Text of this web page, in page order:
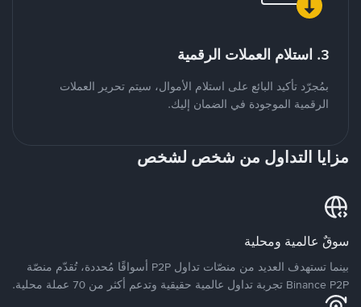
3. استلام العملات الرقمية
بمُجرّد تأكيد البائع على استلام الأموال، سيتم تحرير العملات
الرقمية الموجودة في الضمان إليك.
مزايا التداول من شخص لشخص
سوقٌ عالمية ومحلية
بينما تستهدف العديد من منصّات تداول P2P أسواقًا مُحددة، تُقدّم منصّة
Binance P2P تجربة تداول عالمية حقيقية وتدعم أكثر من 70 عملة محلية.